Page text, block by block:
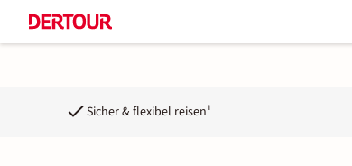
Sicher & flexibel reisen¹